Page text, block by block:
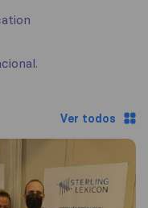
Ver todos